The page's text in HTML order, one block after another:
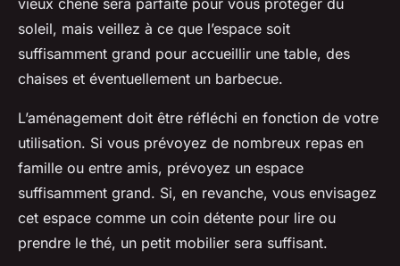
vieux chêne sera parfaite pour vous protéger du
soleil, mais veillez à ce que l’espace soit
suffisamment grand pour accueillir une table, des
chaises et éventuellement un barbecue.
L’aménagement doit être réfléchi en fonction de votre
utilisation. Si vous prévoyez de nombreux repas en
famille ou entre amis, prévoyez un espace
suffisamment grand. Si, en revanche, vous envisagez
cet espace comme un coin détente pour lire ou
prendre le thé, un petit mobilier sera suffisant.